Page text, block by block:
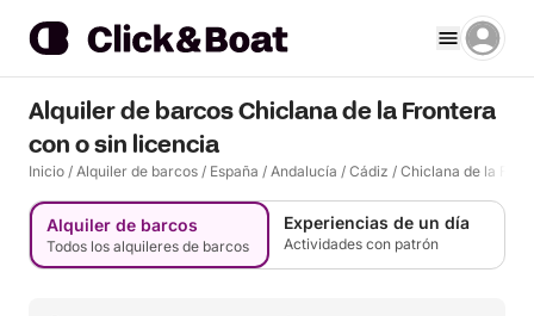
Alquiler de barcos Chiclana de la Frontera
con o sin licencia
Inicio / Alquiler de barcos / España / Andalucía / Cádiz / Chiclana de la
Alquiler de barcos
Todos los alquileres de barcos
Experiencias de un día
Actividades con patrón